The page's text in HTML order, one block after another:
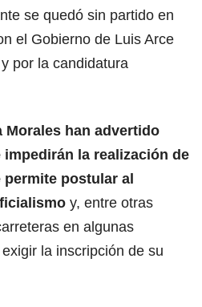
se quedó sin partido en
el Gobierno de Luis Arce
por la candidatura
Morales han advertido
la realización de
postular al
y, entre otras
en algunas
la inscripción de su